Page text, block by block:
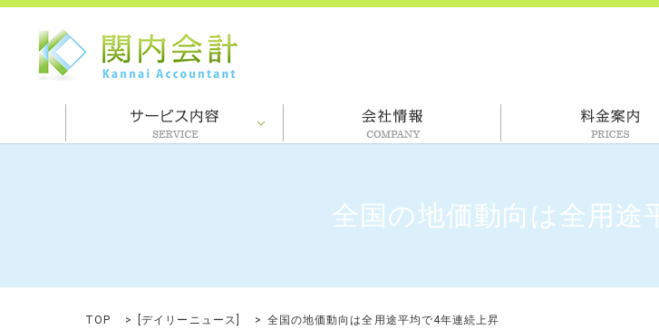
全国の地価動向は全用途
TOP [デイリーニュース 全国の地価動向は全用途平均で4年連続上昇